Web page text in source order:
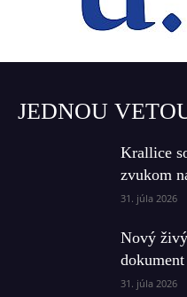
JEDNOU
Krallice
zvukom
31. júla 2026
Nový
31. júla 2026